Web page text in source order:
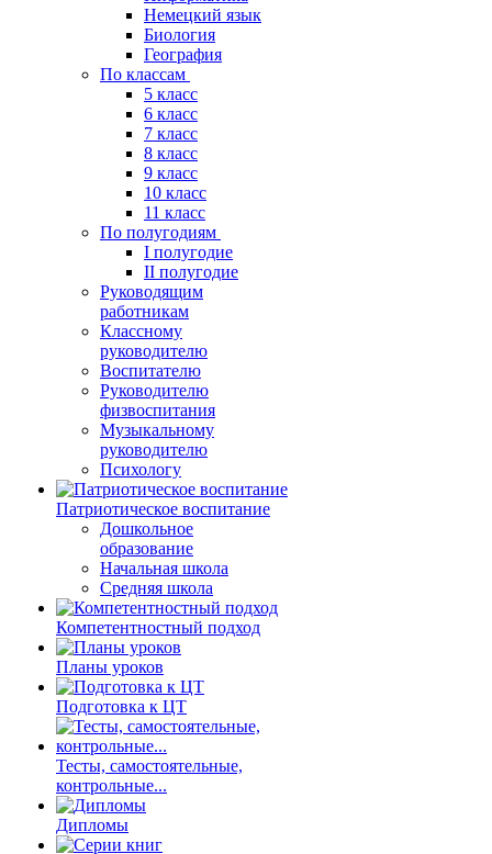
Немецкий язык
Биология
География
По классам
5 класс
6 класс
7 класс
8 класс
9 класс
10 класс
11 класс
По полугодиям
I полугодие
II полугодие
Руководящим
работникам
Классному
руководителю
Воспитателю
Руководителю
физвоспитания
Музыкальному
руководителю
Психологу
Патриотическое воспитание
Дошкольное
образование
Начальная школа
Средняя школа
Компетентностный подход
Планы уроков
Подготовка к ЦТ
Тесты, самостоятельные,
контрольные...
Дипломы